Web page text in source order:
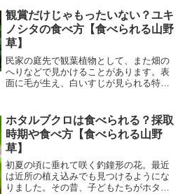
ウ、ハマギイ、ハマゴ...
観賞だけじゃもったいない？ユキ
ノシタの食べ方【食べられる山野
草】
民家の庭先で観葉植物として、また畑の
へりなどで見かけることがあります。表
面に毛が生え、白いすじが見られる特徴
調べたことをまとめました。ユキノシタ
の基本情報 ユキノシタ（...
ホタルブクロは食べられる？採取
時期や食べ方【食べられる山野
草】
初夏の頃に垂れて咲く釣鐘形の花。最近
は近所の植え込みでも見つけるようにな
りました。その昔、子どもたちがホタル